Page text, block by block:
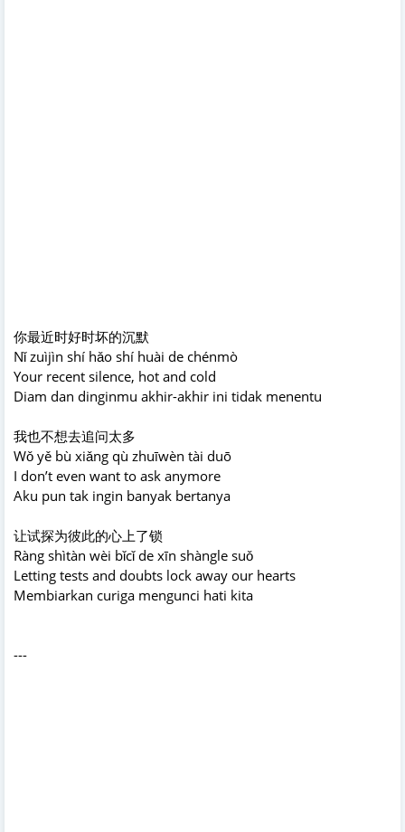
你最近时好时坏的沉默
Nǐ zuìjìn shí hǎo shí huài de chénmò
Your recent silence, hot and cold
Diam dan dinginmu akhir-akhir ini tidak menentu
我也不想去追问太多
Wǒ yě bù xiǎng qù zhuīwèn tài duō
I don’t even want to ask anymore
Aku pun tak ingin banyak bertanya
让试探为彼此的心上了锁
Ràng shìtàn wèi bǐcǐ de xīn shàngle suǒ
Letting tests and doubts lock away our hearts
Membiarkan curiga mengunci hati kita
---